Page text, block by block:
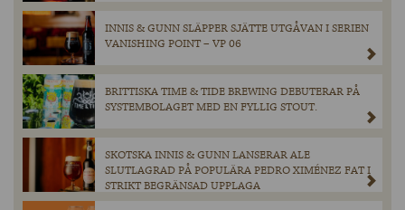
INNIS & GUNN SLÄPPER SJÄTTE UTGÅVAN I SERIEN
VANISHING POINT – VP 06
BRITTISKA TIME & TIDE BREWING DEBUTERAR PÅ
SYSTEMBOLAGET MED EN FYLLIG STOUT.
SKOTSKA INNIS & GUNN LANSERAR ALE
SLUTLAGRAD PÅ POPULÄRA PEDRO XIMÉNEZ FAT I
STRIKT BEGRÄNSAD UPPLAGA